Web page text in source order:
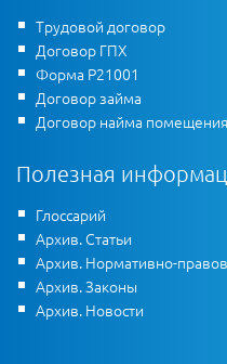
Трудовой договор
Договор ГПХ
Форма Р21001
Договор займа
Договор найма помещения
Полезная
Глоссарий
Архив. Статьи
Архив. Нормативно-
Архив. Законы
Архив. Новости